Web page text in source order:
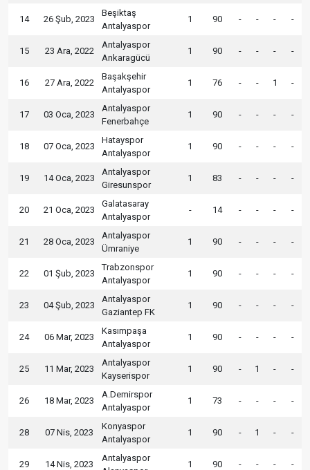
14 26 Şub, 2023
Beşiktaş
Antalyaspor
1 90 - - - -
15 23 Ara, 2022
Antalyaspor
Ankaragücü
1 90 - - - -
16 27 Ara, 2022
Başakşehir
Antalyaspor
1 76 - - 1 -
17 03 Oca, 2023
Antalyaspor
Fenerbahçe
1 90 - - - -
18 07 Oca, 2023
Hatayspor
Antalyaspor
1 90 - - - -
19 14 Oca, 2023
Antalyaspor
Giresunspor
1 83 - - - -
20 21 Oca, 2023
Galatasaray
Antalyaspor
- 14 - - - -
21 28 Oca, 2023
Antalyaspor
Ümraniye
1 90 - - - -
22 01 Şub, 2023
Trabzonspor
Antalyaspor
1 90 - - - -
23 04 Şub, 2023
Antalyaspor
Gaziantep FK
1 90 - - - -
24 06 Mar, 2023
Kasımpaşa
Antalyaspor
1 90 - - - -
25 11 Mar, 2023
Antalyaspor
Kayserispor
1 90 - 1 - -
26 18 Mar, 2023
A.Demirspor
Antalyaspor
1 73 - - - -
28 07 Nis, 2023
Konyaspor
Antalyaspor
1 90 - 1 - -
29 14 Nis, 2023
Antalyaspor
1 90 - - - -